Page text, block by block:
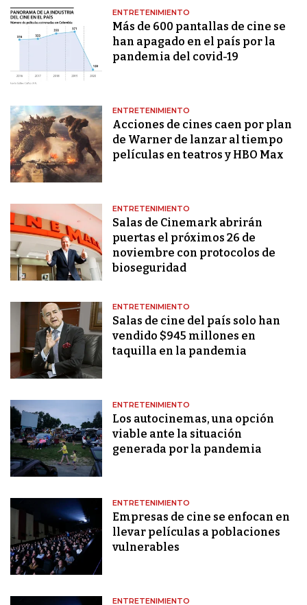
ENTRETENIMIENTO
Más de 600 pantallas de cine se
han apagado en el país por la
pandemia del covid-19
ENTRETENIMIENTO
Acciones de cines caen por plan
de Warner de lanzar al tiempo
películas en teatros y HBO Max
ENTRETENIMIENTO
Salas de Cinemark abrirán
puertas el próximos 26 de
noviembre con protocolos de
bioseguridad
ENTRETENIMIENTO
Salas de cine del país solo han
vendido $945 millones en
taquilla en la pandemia
ENTRETENIMIENTO
Los autocinemas, una opción
viable ante la situación
generada por la pandemia
ENTRETENIMIENTO
Empresas de cine se enfocan en
llevar películas a poblaciones
vulnerables
ENTRETENIMIENTO